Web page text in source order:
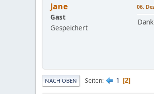
Jane
Gast
Gespeichert
06.
NACH OBEN Seiten 1 2